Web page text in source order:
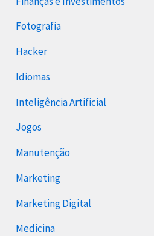
Fotografia
Hacker
Idiomas
Inteligência Artificial
Jogos
Manutenção
Marketing
Marketing Digital
Medicina